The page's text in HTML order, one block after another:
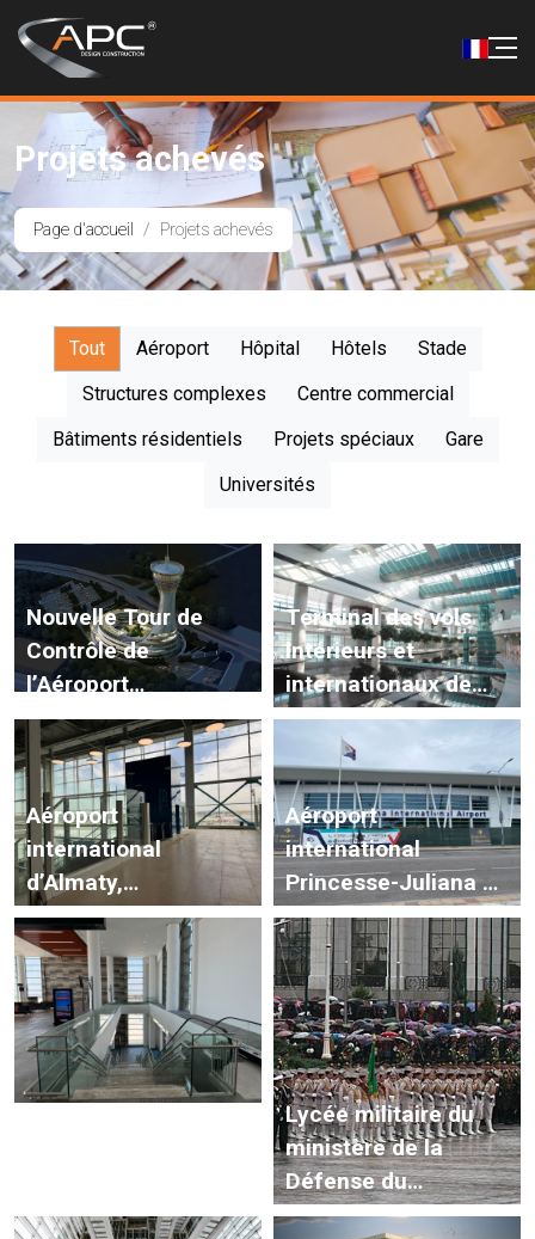
Projets achevés
Page d'accueil Projets achevés
Tout Aéroport Hôpital Hôtels
Stade
Structures complexes
Centre commercial
Bâtiments résidentiels
Projets spéciaux
Gare
Universités
Nouvelle Tour de
Contrôle de
l’Aéroport
d’Esenboğa
Terminal des vols
intérieurs et
internationaux de
l’aéroport d’Ankara
Esenboğa
Aéroport
international
d’Almaty,
Kazakhstan
Aéroport
international
Princesse-Juliana de
Saint-Martin
Lycée militaire du
ministère de la
Défense du
Turkménistan